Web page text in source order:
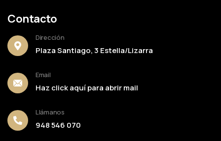
Contacto
Dirección
Plaza Santiago, 3 Estella/Lizarra
Email
Haz click aquí para abrir mail
Llámanos
948 546 070